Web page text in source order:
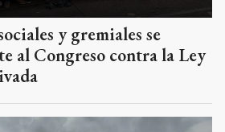
y gremiales se
al Congreso contra la Ley